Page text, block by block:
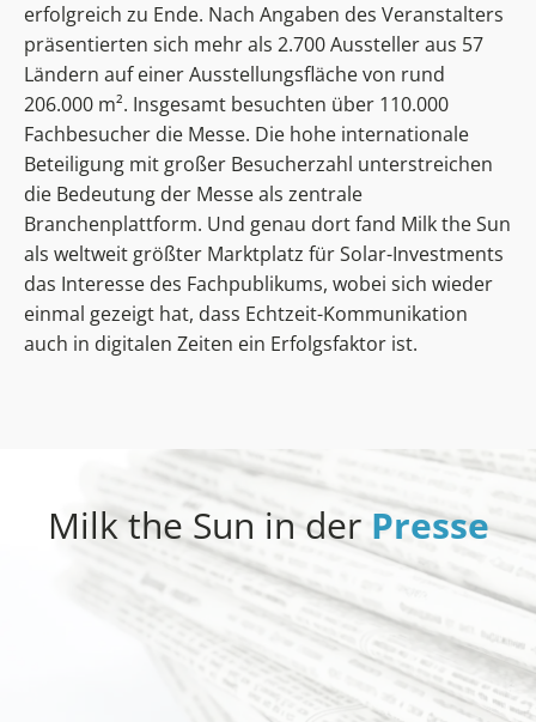
erfolgreich zu Ende. Nach Angaben des Veranstalters
präsentierten sich mehr als 2.700 Aussteller aus 57
Ländern auf einer Ausstellungsfläche von rund
206.000 m². Insgesamt besuchten über 110.000
Fachbesucher die Messe. Die hohe internationale
Beteiligung mit großer Besucherzahl unterstreichen
die Bedeutung der Messe als zentrale
Branchenplattform. Und genau dort fand Milk the Sun
als weltweit größter Marktplatz für Solar-Investments
das Interesse des Fachpublikums, wobei sich wieder
einmal gezeigt hat, dass Echtzeit-Kommunikation
auch in digitalen Zeiten ein Erfolgsfaktor ist.
Milk the Sun in der Presse